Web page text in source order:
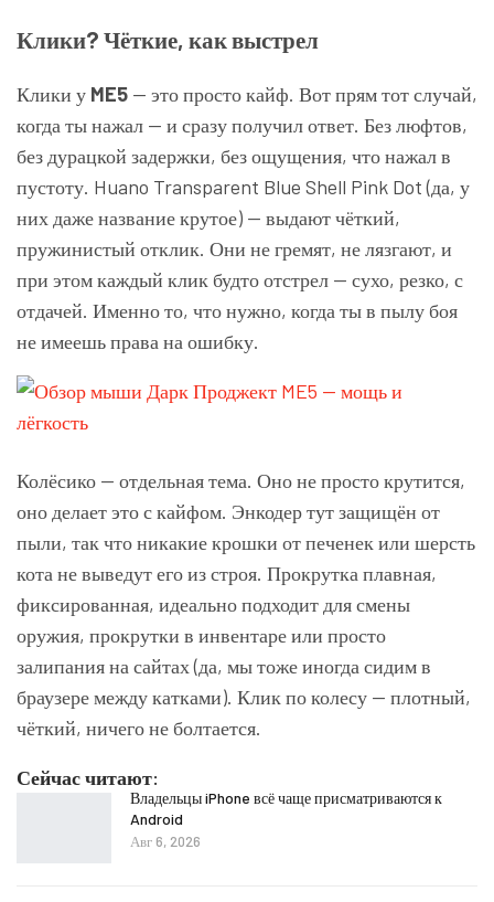
Клики? Чёткие, как выстрел
Клики у ME5 — это просто кайф. Вот прям тот случай,
когда ты нажал — и сразу получил ответ. Без люфтов,
без дурацкой задержки, без ощущения, что нажал в
пустоту. Huano Transparent Blue Shell Pink Dot (да, у
них даже название крутое) — выдают чёткий,
пружинистый отклик. Они не гремят, не лязгают, и
при этом каждый клик будто отстрел — сухо, резко, с
отдачей. Именно то, что нужно, когда ты в пылу боя
не имеешь права на ошибку.
Колёсико — отдельная тема. Оно не просто крутится,
оно делает это с кайфом. Энкодер тут защищён от
пыли, так что никакие крошки от печенек или шерсть
кота не выведут его из строя. Прокрутка плавная,
фиксированная, идеально подходит для смены
оружия, прокрутки в инвентаре или просто
залипания на сайтах (да, мы тоже иногда сидим в
браузере между катками). Клик по колесу — плотный,
чёткий, ничего не болтается.
Сейчас читают:
Владельцы iPhone всё чаще присматриваются к
Android
Авг 6, 2026